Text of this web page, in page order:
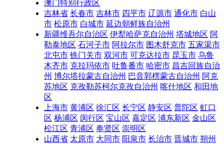
澳门特别行政区
吉林省 长春市 吉林市 四平市 辽源市 通化市 白山
市 松原市 白城市 延边朝鲜族自治州
新疆维吾尔自治区 伊犁哈萨克自治州 塔城地区 阿
勒泰地区 石河子市 阿拉尔市 图木舒克市 五家渠市
北屯市 铁门关市 双河市 可克达拉市 昆玉市 乌鲁
木齐市 克拉玛依市 吐鲁番市 哈密市 昌吉回族自治
州 博尔塔拉蒙古自治州 巴音郭楞蒙古自治州 阿克
苏地区 克孜勒苏柯尔克孜自治州 喀什地区 和田地
区
上海市 黄浦区 徐汇区 长宁区 静安区 普陀区 虹口
区 杨浦区 闵行区 宝山区 嘉定区 浦东新区 金山区
松江区 青浦区 奉贤区 崇明区
山西省 太原市 大同市 阳泉市 长治市 晋城市 朔州